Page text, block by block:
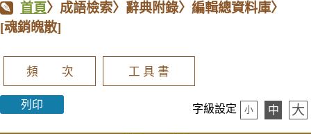
首頁〉成語檢索〉辭典附錄〉編輯總資料庫〉
[魂銷魄散]
頻 次 工 具 書
列印 字級設定 小 中 大